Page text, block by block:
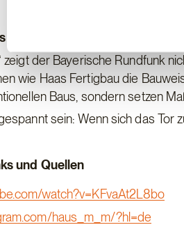
Landleben
zeigt der Bayerische Rundfunk
wie Haas Fertigbau die
Baus, sondern setzen
sein: Wenn sich das Tor
und Quellen
watch?v=KFvaAt2L8bo
haus_m_m/?hl=de